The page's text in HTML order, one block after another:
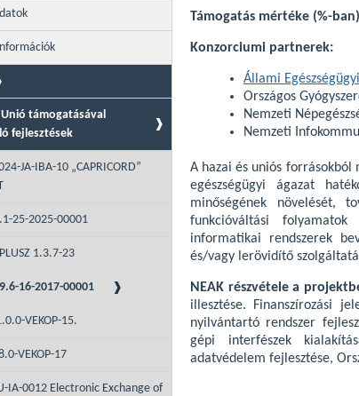
támogatásával
fejlesztések
JA-IBA-10 „CAPRICORD”
25-2025-00001
1.3.7-23
16-2017-00001
VEKOP-15.
VEKOP-17
IA-0012 Electronic Exchange of
Támogatás mértéke (%-
Konzorciumi partnerek:
Állami
Országos
Nemzeti
Nemzeti
A hazai és uniós forrásokból
egészségügyi ágazat
minőségének növelését,
funkcióváltási folyamatok
informatikai rendszerek
és/vagy lerövidítő
NEAK részvétele a
illesztése. Finanszírozási
nyilvántartó rendszer
gépi interfészek
adatvédelem fejlesztése,